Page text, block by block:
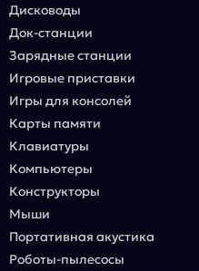
Дисководы
Док-станции
Зарядные станции
Игровые приставки
Игры для консолей
Карты памяти
Клавиатуры
Компьютеры
Конструкторы
Мыши
Портативная акустика
Роботы-пылесосы